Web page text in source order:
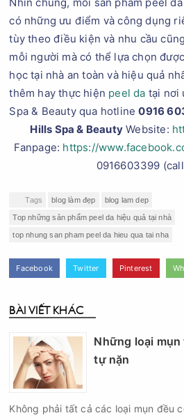
có những ưu điểm và công dụng
tùy theo điều kiện và nhu cầu
mỗi người mà có thể lựa chọn
học tại nhà an toàn và hiệu quả
thêm hay thực hiện peel da tại nơi
Spa & Beauty qua hotline0916
Hills Spa & BeautyWebsite:
Fanpage: https://
0916603399
Tags blog làm đẹp blog lam dep
Top những sản phẩm peel da hiệu quả tại nhà
top nhung san pham peel da hieu qua tai nha
Facebook Twitter Pinterest
BÀI VIẾT KHÁC
Những loại
tự nặn
Không phải tất cả các loại mụn đều